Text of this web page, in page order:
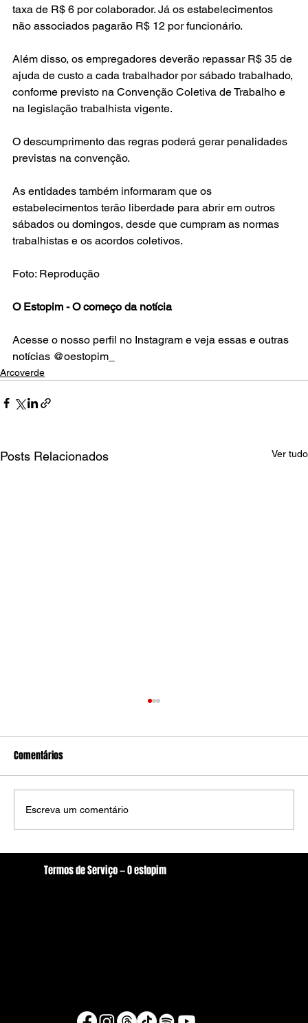
taxa de R$ 6 por colaborador. Já os estabelecimentos
não associados pagarão R$ 12 por funcionário.
Além disso, os empregadores deverão repassar R$ 35 de
ajuda de custo a cada trabalhador por sábado trabalhado,
conforme previsto na Convenção Coletiva de Trabalho e
na legislação trabalhista vigente.
O descumprimento das regras poderá gerar penalidades
previstas na convenção.
As entidades também informaram que os
estabelecimentos terão liberdade para abrir em outros
sábados ou domingos, desde que cumpram as normas
trabalhistas e os acordos coletivos.
Foto: Reprodução
O Estopim - O começo da notícia
Acesse o nosso perfil no Instagram e veja essas e outras
notícias @oestopim_
Arcoverde
Posts Relacionados Ver tudo
Ministro Dias Tóffoli mantem composição da
Câmara de Arcoverde com 10 vereadores
Comentários
Escreva um comentário
Termos de Serviço — O estopim